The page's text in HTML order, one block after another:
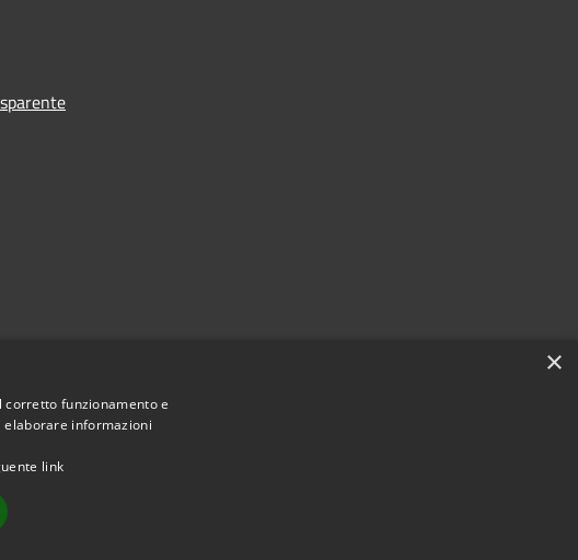
di Molochio • Powered by
×
corretto funzionamento e
elaborare informazioni
link